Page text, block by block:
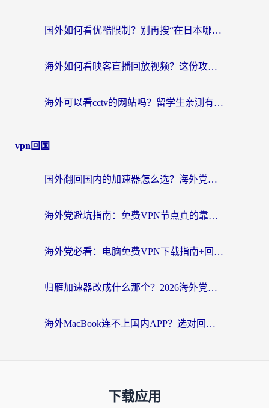
国外如何看优酷限制？别再搜“在日本哪个软件可以看中国电视剧”，这篇教你搞定
海外如何看映客直播回放视频？这份攻略帮你搞定（附腾讯优酷观看技巧）
海外可以看cctv的网站吗？留学生亲测有效的回国追剧方案
vpn回国
国外翻回国内的加速器怎么选？海外党亲测实用指南，告别地域限制
海外党避坑指南：免费VPN节点真的靠谱吗？教你选对回国加速器无缝访问国内资源
海外党必看：电脑免费VPN下载指南+回国加速器选择全攻略，告别地区限制
归雁加速器改成什么那个？2026海外党回国加速全攻略：告别地区限制，轻松刷剧玩游戏
海外MacBook连不上国内APP？选对回国VPN，告别地区限制的烦恼
下载应用